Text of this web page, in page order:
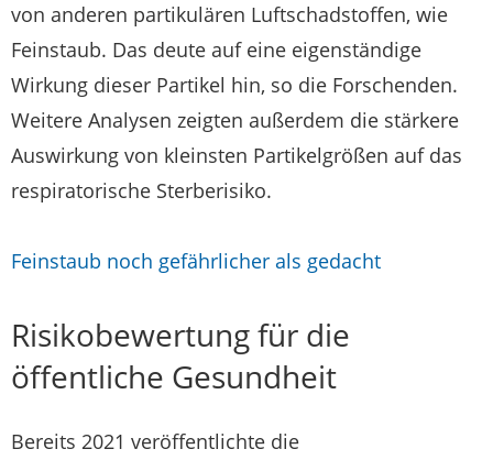
von anderen partikulären Luftschadstoffen, wie
Feinstaub. Das deute auf eine eigenständige
Wirkung dieser Partikel hin, so die Forschenden.
Weitere Analysen zeigten außerdem die stärkere
Auswirkung von kleinsten Partikelgrößen auf das
respiratorische Sterberisiko.
Feinstaub noch gefährlicher als gedacht
Risikobewertung für die
öffentliche Gesundheit
Bereits 2021 veröffentlichte die